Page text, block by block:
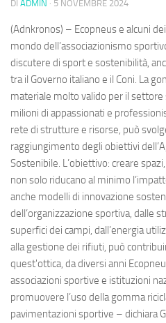
DI ADMIN · 5 NOVEMBRE 2024
(Adnkronos) – Ecopneus e alcuni
mondo dell’associazionismo
discutere di sport e sostenibilità,
tra il Governo italiano e il Coni. La
materiale molto valido per il settore
milioni di appassionati e
rete di strutture e risorse, può
raggiungimento degli obiettivi
Sostenibile. L’obiettivo: creare
non solo riducano al minimo
anche modelli di innovazione
dell’organizzazione sportiva, dalle
superfici dei campi, dall’energia
alla gestione dei rifiuti, può
quest'ottica, da diversi anni
associazioni sportive e istituzioni
promuovere l’uso della gomma
pavimentazioni sportive – dichiara